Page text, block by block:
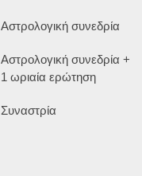
Αστρολογική συνεδρία
Αστρολογική συνεδρία +
1 ωριαία ερώτηση
Συναστρία